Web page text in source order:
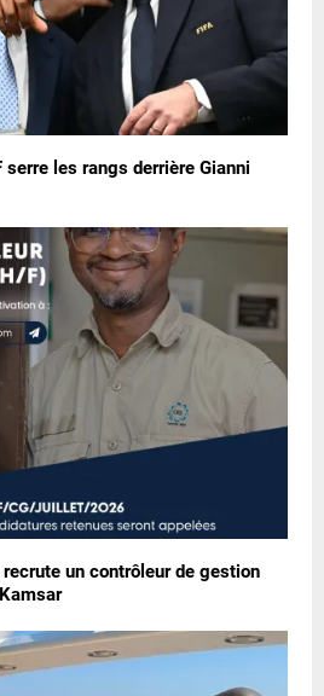
serre les rangs derrière Gianni
recrute un contrôleur de gestion